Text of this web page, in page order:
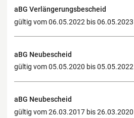
aBG Verlängerungsbescheid
gültig vom 06.05.2022 bis 06.05.2023
aBG Neubescheid
gültig vom 05.05.2020 bis 05.05.2022
aBG Neubescheid
gültig vom 26.03.2017 bis 26.03.2020